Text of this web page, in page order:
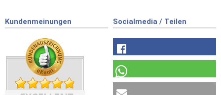
Kundenmeinungen Socialmedia / Teilen